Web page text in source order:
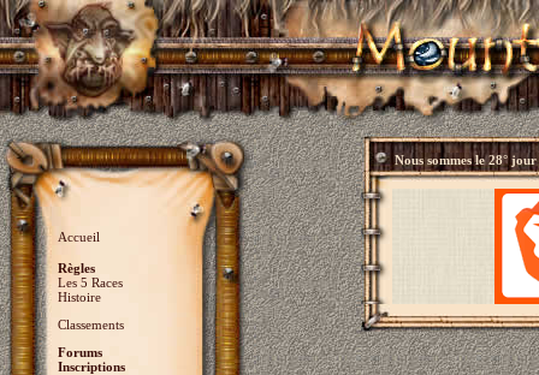
Accueil
Règles
Les 5 Races
Histoire
Classements
Forums
Inscriptions
Nous sommes le28° jour